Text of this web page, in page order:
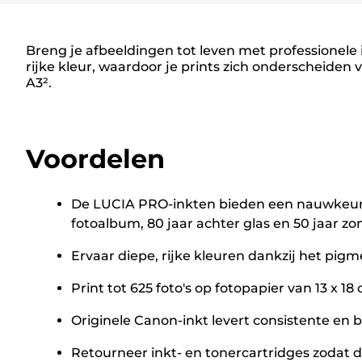
Breng je afbeeldingen tot leven met
rijke kleur, waardoor je prints zich onderscheiden
A3².
Voordelen
De LUCIA PRO-inkten bieden een
fotoalbum, 80 jaar achter glas en 50 jaar
Ervaar diepe, rijke kleuren dankzij het
Print tot 625 foto's op fotopapier van 13 x 18
Originele Canon-inkt levert consistente en
Retourneer inkt- en tonercartridges zodat